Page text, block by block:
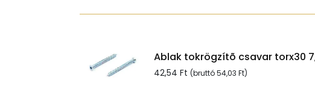
Ablak tokrögzítõ csavar torx30
42,54 Ft (bruttó54,03 Ft)